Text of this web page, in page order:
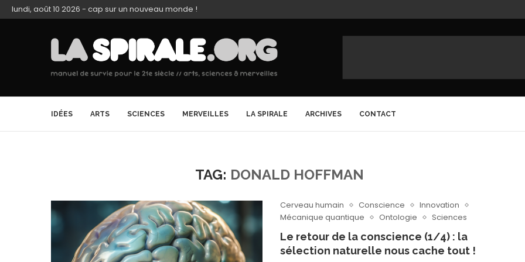
lundi, août 10 2026 - cap sur un nouveau monde !
IDÉES ARTS SCIENCES MERVEILLES LA SPIRALE ARCHIVES CONTACT
TAG: DONALD HOFFMAN
Cerveau humain Conscience
Innovation
Mécanique quantique
Ontologie Sciences
Le retour de la conscience (1/4) : la
sélection naturelle nous cache tout !